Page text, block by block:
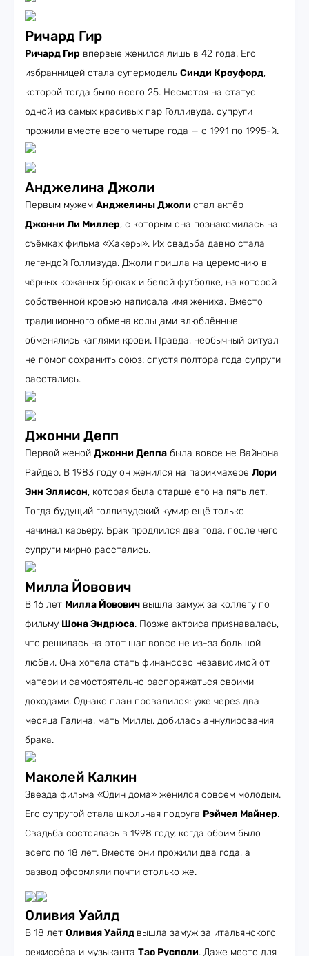
Ричард Гир
Ричард Гир впервые женился лишь в 42 года. Его
избранницей стала супермодель Синди Кроуфорд,
которой тогда было всего 25. Несмотря на статус
одной из самых красивых пар Голливуда, супруги
прожили вместе всего четыре года — с 1991 по 1995-й.
Анджелина Джоли
Первым мужем Анджелины Джоли стал актёр
Джонни Ли Миллер, с которым она познакомилась на
съёмках фильма «Хакеры». Их свадьба давно стала
легендой Голливуда. Джоли пришла на церемонию в
чёрных кожаных брюках и белой футболке, на которой
собственной кровью написала имя жениха. Вместо
традиционного обмена кольцами влюблённые
обменялись каплями крови. Правда, необычный ритуал
не помог сохранить союз: спустя полтора года супруги
расстались.
Джонни Депп
Первой женой Джонни Деппа была вовсе не Вайнона
Райдер. В 1983 году он женился на парикмахере Лори
Энн Эллисон, которая была старше его на пять лет.
Тогда будущий голливудский кумир ещё только
начинал карьеру. Брак продлился два года, после чего
супруги мирно расстались.
Милла Йовович
В 16 лет Милла Йовович вышла замуж за коллегу по
фильму Шона Эндрюса. Позже актриса признавалась,
что решилась на этот шаг вовсе не из-за большой
любви. Она хотела стать финансово независимой от
матери и самостоятельно распоряжаться своими
доходами. Однако план провалился: уже через два
месяца Галина, мать Миллы, добилась аннулирования
брака.
Маколей Калкин
Звезда фильма «Один дома» женился совсем молодым.
Его супругой стала школьная подруга Рэйчел Майнер.
Свадьба состоялась в 1998 году, когда обоим было
всего по 18 лет. Вместе они прожили два года, а
развод оформляли почти столько же.
Оливия Уайлд
В 18 лет Оливия Уайлд вышла замуж за итальянского
режиссёра и музыканта Тао Русполи. Даже место для